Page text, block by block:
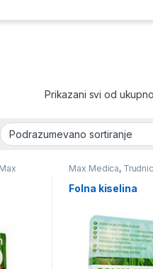
Prikazani svi od
Max
Max Medica,
Folna kiselina